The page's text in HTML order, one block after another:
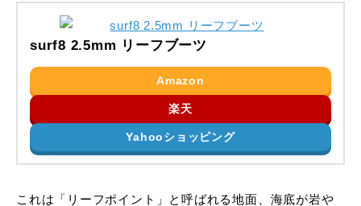
surf8 2.5mm リーフブーツ
Amazon
楽天
Yahooショッピング
これは「リーフポイント」と呼ばれる地面、海底が岩や